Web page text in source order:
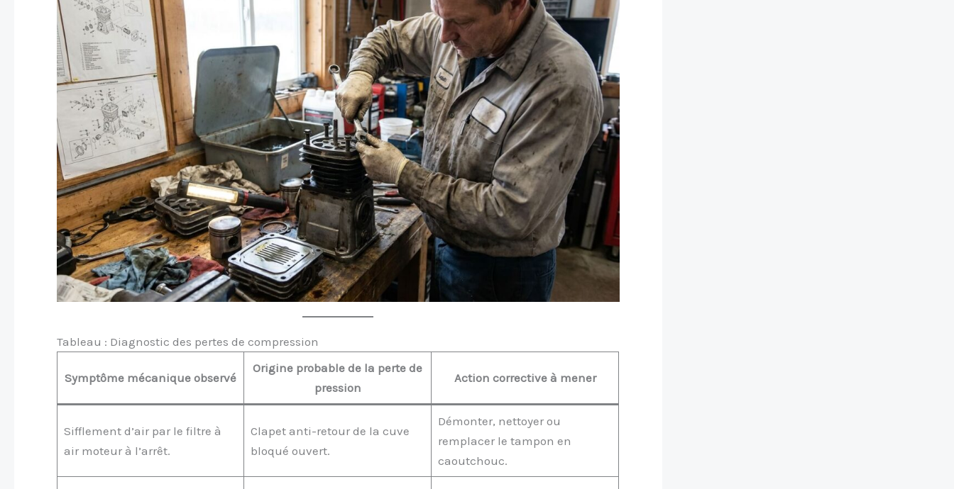
Tableau : Diagnostic des pertes de compression
Symptôme mécanique observé
Origine probable de la perte de
pression
Action corrective à mener
Sifflement d’air par le filtre à
air moteur à l’arrêt.
Clapet anti-retour de la cuve
bloqué ouvert.
Démonter, nettoyer ou
remplacer le tampon en
caoutchouc.